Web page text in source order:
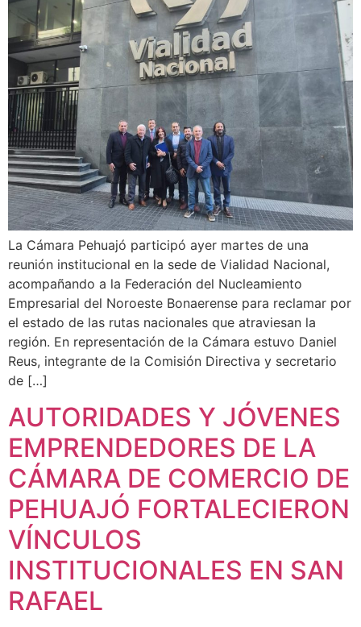
La Cámara Pehuajó participó ayer martes de una
reunión institucional en la sede de Vialidad Nacional,
acompañando a la Federación del Nucleamiento
Empresarial del Noroeste Bonaerense para reclamar por
el estado de las rutas nacionales que atraviesan la
región. En representación de la Cámara estuvo Daniel
Reus, integrante de la Comisión Directiva y secretario
de […]
AUTORIDADES Y JÓVENES
EMPRENDEDORES DE LA
CÁMARA DE COMERCIO DE
PEHUAJÓ FORTALECIERON
VÍNCULOS
INSTITUCIONALES EN SAN
RAFAEL